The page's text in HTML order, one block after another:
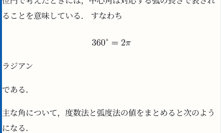
位円で考えたときには，中心角は対応する弧の長さで表され
ることを意味している． すなわち
ラジアン
である．
主な角について，度数法と弧度法の値をまとめると次のよう
になる．